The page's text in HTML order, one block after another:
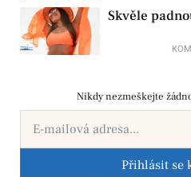
Skvěle
Nikdy nezmeškejte
Přihlásit se